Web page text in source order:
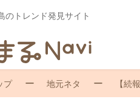
のトレンド発見サイト
プ 地元ネタ 【続